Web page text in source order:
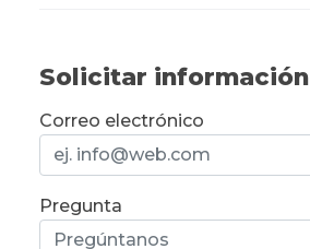
Solicitar información
Correo electrónico
Pregunta